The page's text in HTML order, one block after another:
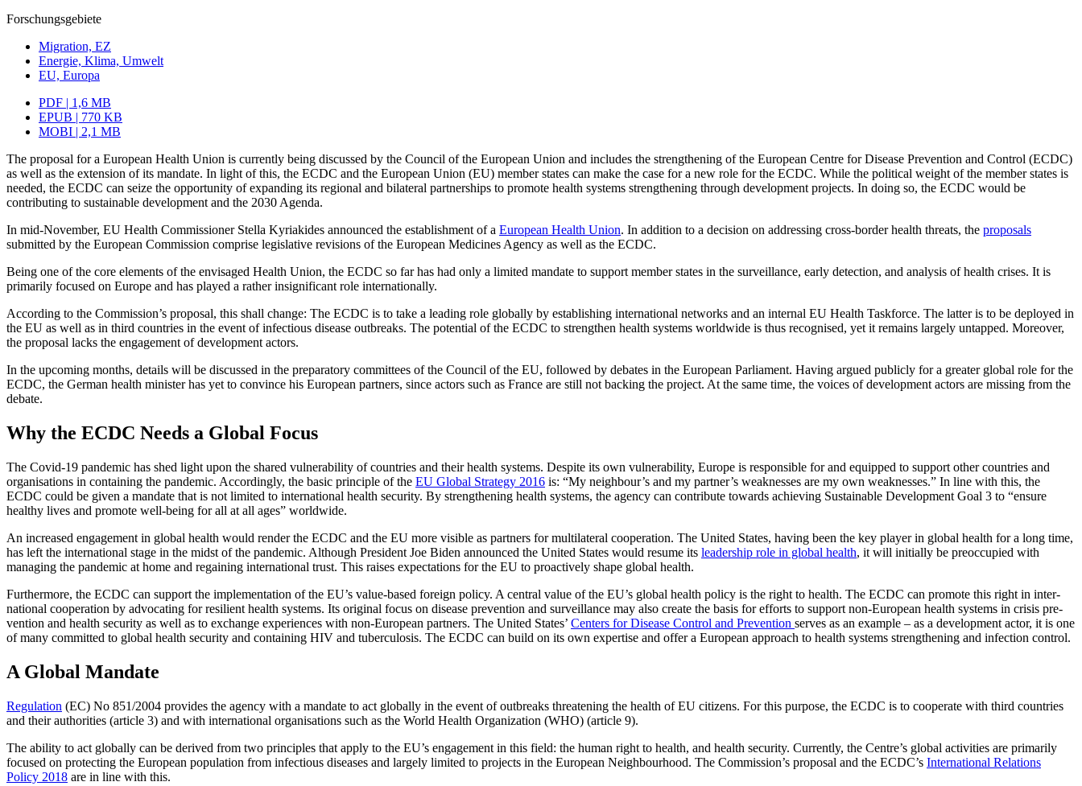
Forschungsgebiete
Migration, EZ
Energie, Klima, Umwelt
EU, Europa
PDF | 1,6 MB
EPUB | 770 KB
MOBI | 2,1 MB
The proposal for a European Health Union is currently being discussed by the Council of the European Union and includes the strengthening of the European Centre for Dis­ease Prevention and Control (ECDC)
as well as the extension of its mandate. In light of this, the ECDC and the European Union (EU) member states can make the case for a new role for the ECDC. While the political weight of the member states is
needed, the ECDC can seize the opportunity of expanding its regional and bilateral partnerships to promote health systems strengthening through development projects. In doing so, the ECDC would be
contributing to sustainable development and the 2030 Agenda.
In mid-November, EU Health Commissioner Stella Kyriakides announced the establish­ment of a European Health Union. In addi­tion to a decision on addressing cross-border health threats, the proposals
submitted by the European Commission comprise legis­lative revisions of the European Medicines Agency as well as the ECDC.
Being one of the core elements of the envisaged Health Union, the ECDC so far has had only a limited mandate to support member states in the surveillance, early detection, and analysis of health crises. It is
primarily focused on Europe and has played a rather insignificant role internationally.
According to the Commission’s proposal, this shall change: The ECDC is to take a leading role globally by establishing inter­national networks and an internal EU Health Taskforce. The latter is to be deployed in
the EU as well as in third countries in the event of infectious disease outbreaks. The potential of the ECDC to strengthen health systems worldwide is thus recognised, yet it remains largely untapped. Moreover,
the pro­posal lacks the engagement of development actors.
In the upcoming months, details will be dis­cussed in the preparatory committees of the Council of the EU, followed by debates in the European Parliament. Having argued publicly for a greater global role for the
ECDC, the German health minister has yet to convince his European partners, since actors such as France are still not backing the proj­ect. At the same time, the voices of develop­ment actors are missing from the
debate.
Why the ECDC Needs a Global Focus
The Covid-19 pandemic has shed light upon the shared vulnerability of countries and their health systems. Despite its own vul­ner­ability, Europe is responsible for and equipped to support other countries and
organisations in containing the pandemic. Accordingly, the basic principle of the EU Global Strategy 2016 is: “My neighbour’s and my partner’s weaknesses are my own weaknesses.” In line with this, the
ECDC could be given a mandate that is not lim­ited to international health security. By strengthening health systems, the agency can contribute towards achieving Sustain­able Development Goal 3 to “ensure
healthy lives and promote well-being for all at all ages” worldwide.
An increased engagement in global health would render the ECDC and the EU more visible as partners for multilateral cooperation. The United States, having been the key player in global health for a long time,
has left the international stage in the midst of the pandemic. Although President Joe Biden announced the United States would resume its leadership role in global health, it will initially be preoccupied with
managing the pandemic at home and regaining international trust. This raises expectations for the EU to proactively shape global health.
Furthermore, the ECDC can support the implementation of the EU’s value-based foreign policy. A central value of the EU’s global health policy is the right to health. The ECDC can promote this right in inter­
national cooperation by advocating for resilient health systems. Its original focus on disease prevention and surveillance may also create the basis for efforts to support non-European health systems in crisis pre­
vention and health security as well as to exchange experiences with non-European partners. The United States’ Centers for Disease Control and Prevention serves as an example – as a development actor, it is one
of many committed to global health secu­ri­ty and containing HIV and tuberculosis. The ECDC can build on its own expertise and offer a European approach to health sys­tems strengthening and infection control.
A Global Mandate
Regulation (EC) No 851/2004 provides the agency with a mandate to act globally in the event of outbreaks threatening the health of EU citizens. For this purpose, the ECDC is to cooperate with third countries
and their authorities (article 3) and with international organisations such as the World Health Orga­nization (WHO) (article 9).
The ability to act globally can be derived from two principles that apply to the EU’s engagement in this field: the human right to health, and health security. Currently, the Centre’s global activities are primarily
focused on protecting the European popu­lation from infectious diseases and largely limited to projects in the European Neigh­bour­hood. The Commission’s proposal and the ECDC’s International Relations
Policy 2018 are in line with this.